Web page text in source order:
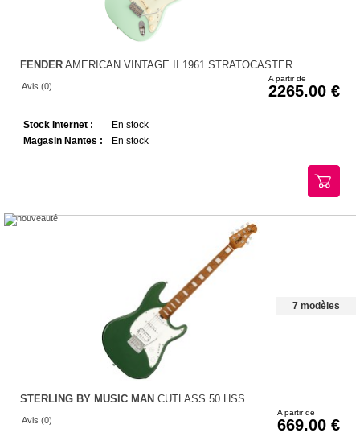
FENDER AMERICAN VINTAGE II 1961 STRATOCASTER
Avis (0)
A partir de
2265.00
Stock Internet :
En stock
Magasin Nantes :
En stock
7 modèles
STERLING BY MUSIC MAN CUTLASS 50 HSS
Avis (0)
A partir de
669.00